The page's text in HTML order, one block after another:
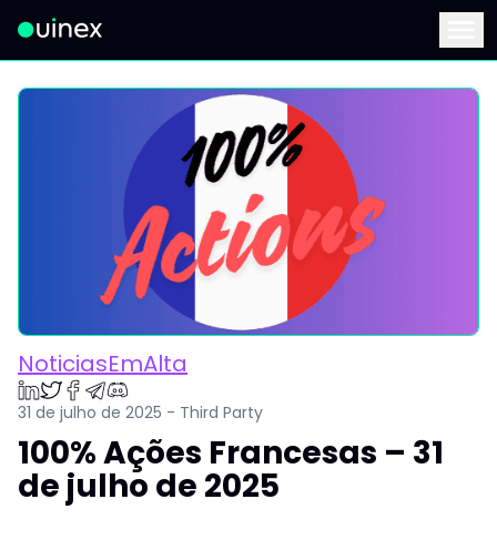
Este é o logo e ao clicar redireciona para a página inicial
NoticiasEmAlta
31 de julho de 2025 - Third Party
100% Ações Francesas – 31
de julho de 2025